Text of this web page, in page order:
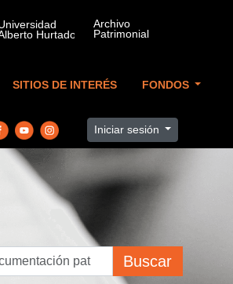
SITIOS DE INTERÉS FONDOS
Iniciar sesión
Buscar